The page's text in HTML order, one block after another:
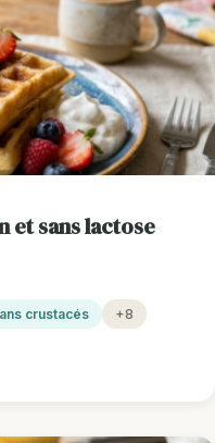
et sans lactose
crustacés +8